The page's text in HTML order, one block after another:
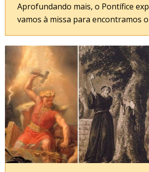
Aprofundando mais, o Pontífice
vamos à missa para encontramos